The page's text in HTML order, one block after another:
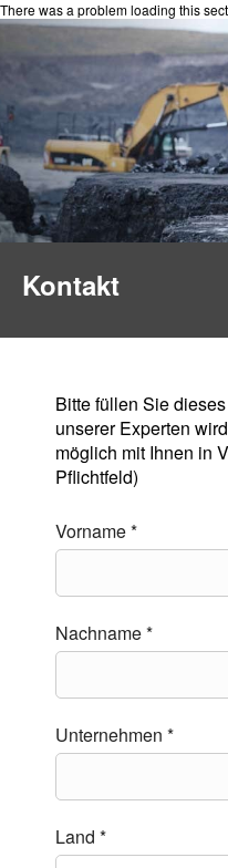
There was a problem loading this
Kontakt
Bitte füllen Sie
unserer Experten
möglich mit Ihnen in
Pflichtfeld)
Vorname *
Nachname *
Unternehmen *
Land *